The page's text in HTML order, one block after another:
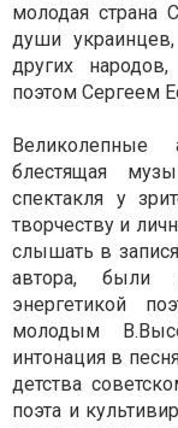
молодая страна
души
других
поэтом Сергеем
Великолепные
блестящая
спектакля у
творчеству и
слышать в
автора, были
энергетикой
молодым
интонация в
детства
поэта и